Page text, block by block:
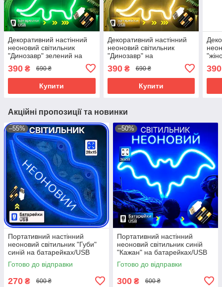
Декоративний настінний
неоновий світильник
"Динозавр" зелений на
батарейках/USB 23.5*24.5
см
390 ₴ 690 ₴
Купити
Декоративний настінний
неоновий світильник
"Динозавр" на
батарейках/USB 23.5*24.5
см
390₴ 690 ₴
Купити
390
Акційні пропозиції та новинки
–55%
Портативний настінний
неоновий світильник "Губи"
синій на батарейках/USB
28*15см
Готово до відправки
270 ₴ 600 ₴
–50%
Портативний настінний
неоновий світильник синій
"Кажан" на батарейках/USB
36*2*18 см
Готово до відправки
300 ₴ 600 ₴